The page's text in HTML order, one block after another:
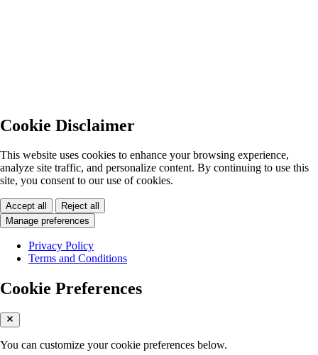
Cookie Disclaimer
This website uses cookies to enhance your browsing experience,
analyze site traffic, and personalize content. By continuing to use this
site, you consent to our use of cookies.
Accept all
Reject all
Manage preferences
Privacy Policy
Terms and Conditions
Cookie Preferences
You can customize your cookie preferences below.